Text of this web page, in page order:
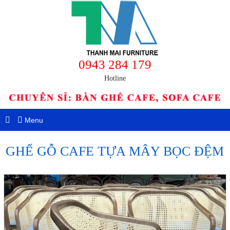
0943 284 179
Hotline
Menu
GHẾ GỖ CAFE TỰA MÂY BỌC ĐỆM